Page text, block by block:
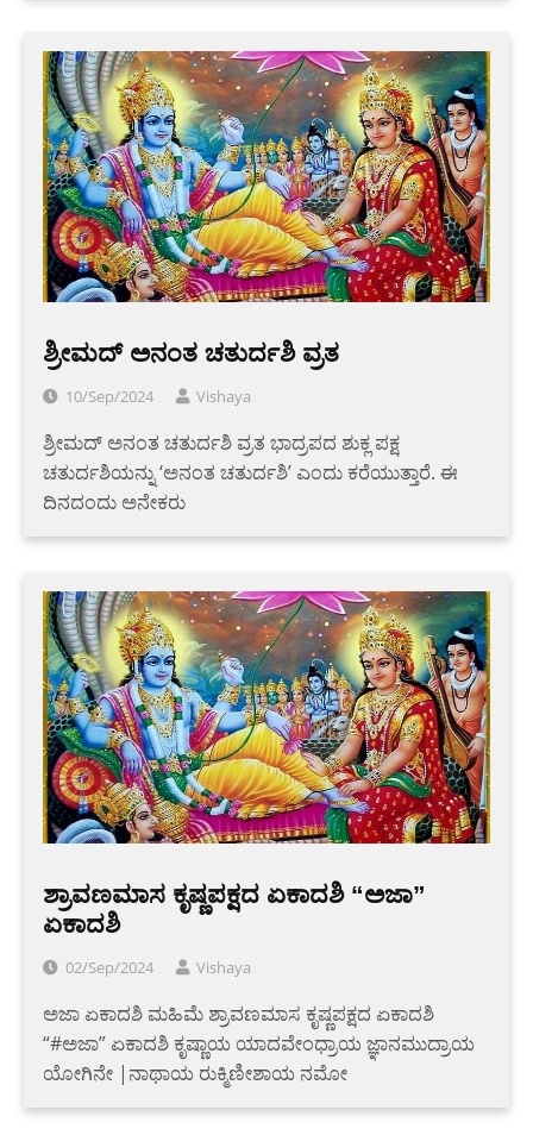
ಶ್ರೀಮದ್ ಅನಂತ ಚತುರ್ದಶಿ ವ್ರತ
10/Sep/2024 Vishaya
ಶ್ರೀಮದ್ ಅನಂತ ಚತುರ್ದಶಿ ವ್ರತ ಭಾದ್ರಪದ ಶುಕ್ಲ ಪಕ್ಷ
ಚತುರ್ದಶಿಯನ್ನು ‘ಅನಂತ ಚತುರ್ದಶಿ’ ಎಂದು ಕರೆಯುತ್ತಾರೆ. ಈ
ದಿನದಂದು ಅನೇಕರು
ಶ್ರಾವಣಮಾಸ ಕೃಷ್ಣಪಕ್ಷದ ಏಕಾದಶಿ “ಅಜಾ”
ಏಕಾದಶಿ
02/Sep/2024 Vishaya
ಅಜಾ ಏಕಾದಶಿ ಮಹಿಮೆ ಶ್ರಾವಣಮಾಸ ಕೃಷ್ಣಪಕ್ಷದ ಏಕಾದಶಿ
“#ಅಜಾ” ಏಕಾದಶಿ ಕೃಷ್ಣಾಯ ಯಾದವೇಂಧ್ರಾಯ ಜ್ಞಾನಮುದ್ರಾಯ
ಯೋಗಿನೇ |ನಾಥಾಯ ರುಕ್ಮಿಣೀಶಾಯ ನಮೋ